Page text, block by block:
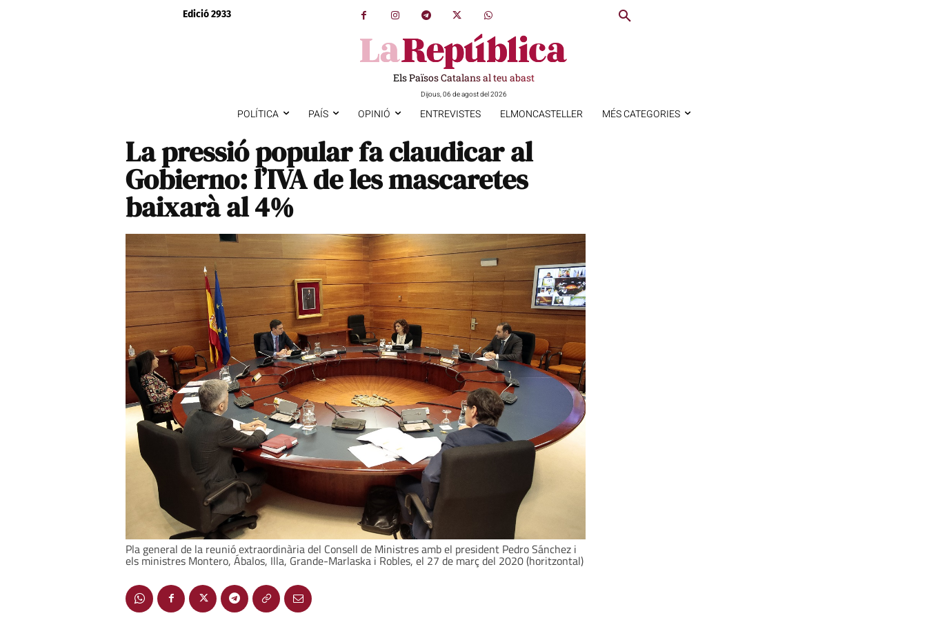
Edició 2933
Els Països Catalans al teu abast
Dijous, 06 de agost del 2026
POLÍTICA PAÍS OPINIÓ ENTREVISTES ELMONCASTELLER MÉS CATEGORIES
La pressió popular fa claudicar al
Gobierno: l’IVA de les mascaretes
baixarà al 4%
Pla general de la reunió extraordinària del Consell de Ministres amb el president Pedro Sánchez i
els ministres Montero, Ábalos, Illa, Grande-Marlaska i Robles, el 27 de març del 2020 (horitzontal)